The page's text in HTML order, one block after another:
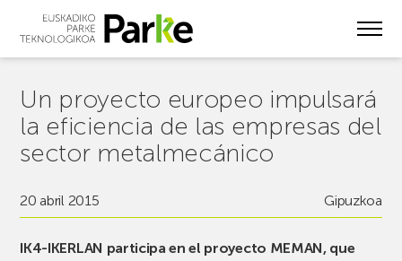
Un proyecto europeo impulsará
la eficiencia de las empresas del
sector metalmecánico
20 abril 2015 Gipuzkoa
IK4-IKERLAN participa en el proyecto MEMAN, que